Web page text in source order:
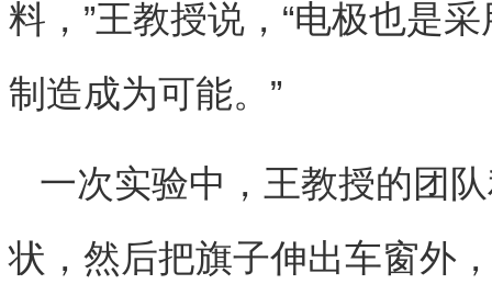
料，”王教授说，“电极也是
制造成为可能。”
一次实验中，王教授的团
状，然后把旗子伸出车窗外